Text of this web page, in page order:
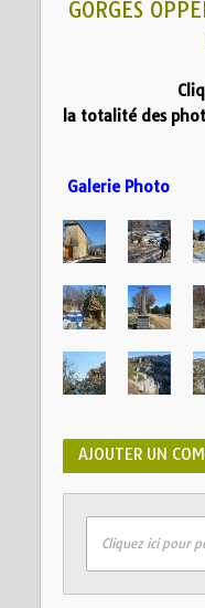
GORGES
Cliquez
la totalité des
Galerie Photo
AJOUTER UN
Cliquez ici pour